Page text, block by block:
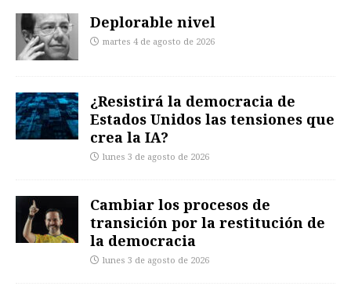
Deplorable nivel
martes 4 de agosto de 2026
¿Resistirá la democracia de
Estados Unidos las tensiones que
crea la IA?
lunes 3 de agosto de 2026
Cambiar los procesos de
transición por la restitución de
la democracia
lunes 3 de agosto de 2026